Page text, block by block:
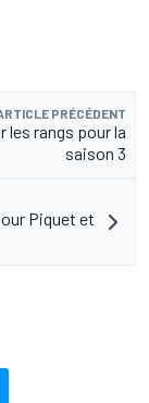
PRÉCÉDENT
les rangs pour la
saison 3
Piquet et